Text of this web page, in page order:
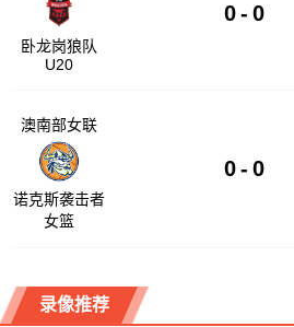
卧龙岗狼队
U20
0 - 0
澳南部女联
诺克斯袭击者
女篮
0 - 0
录像推荐